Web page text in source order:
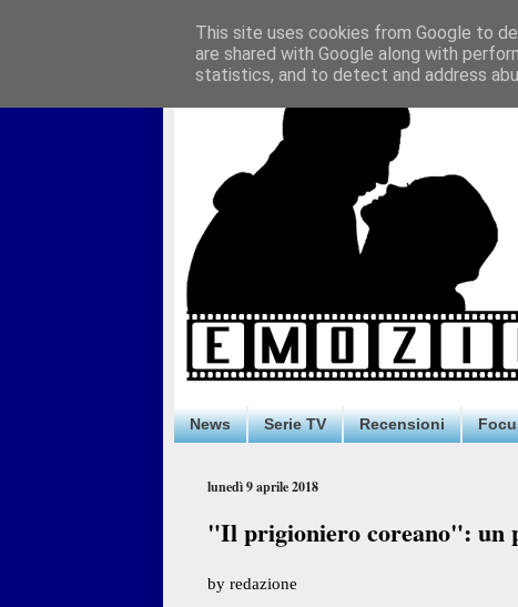
News Serie TV Recensioni
lunedì 9 aprile 2018
"Il prigioniero coreano": un
by redazione
This site uses cookies from Google to
are shared with Google along with
statistics, and to detect and address